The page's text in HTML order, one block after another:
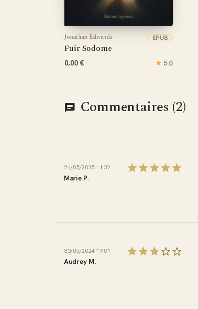
Jonathan Edwards
Fuir Sodome
EPUB
0,00 € ★ 5.0
Commentaires (2)
24/05/2025 11:32
Marie P.
30/05/2024 19:01
Audrey M.